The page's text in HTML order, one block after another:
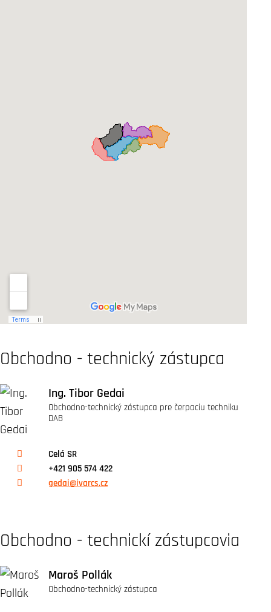
Obchodno - technický zástupca
Ing. Tibor Gedai
Obchodno-technický zástupca pre čerpaciu techniku
DAB
Celá SR
+421 905 574 422
gedai@ivarcs.cz
Obchodno - technickí zástupcovia
Maroš Pollák
Obchodno-technický zástupca